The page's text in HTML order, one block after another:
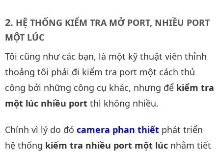
HỆ THỐNG KIỂM TRA MỞ PORT, NHIỀU PORT
MỘT LÚC
Tôi cũng như các bạn, là một kỹ thuật viên thỉnh
thoảng tôi phải đi kiểm tra port một cách thủ
công bởi những công cụ khác, nhưng để kiểm tra
một lúc nhiều port thì không nhiều.
Chính vì lý do đó camera phan thiết phát triển
hệ thống kiểm tra nhiều port một lúc nhằm tiết